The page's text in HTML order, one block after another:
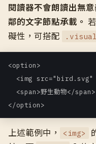
閱讀器不會朗讀出無
鄰的文字節點承載。
礙性，可搭配
<option>
<img src="bird.svg"
  <span>野生動物</span>
</option>
上述範例中， <img>